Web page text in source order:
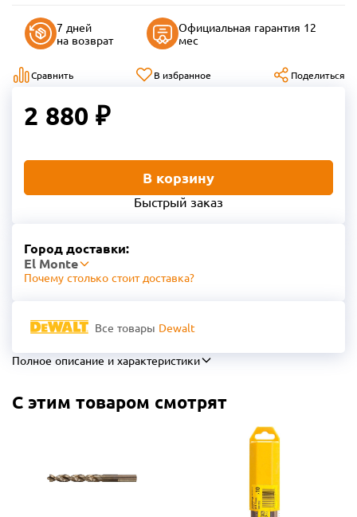
7 дней
на возврат
Официальная гарантия 12
мес
Сравнить В избранное Поделиться
2 880 ₽
В корзину
Быстрый заказ
Город доставки:
El Monte
Почему столько стоит доставка?
Все товары Dewalt
Полное описание и характеристики
С этим товаром смотрят